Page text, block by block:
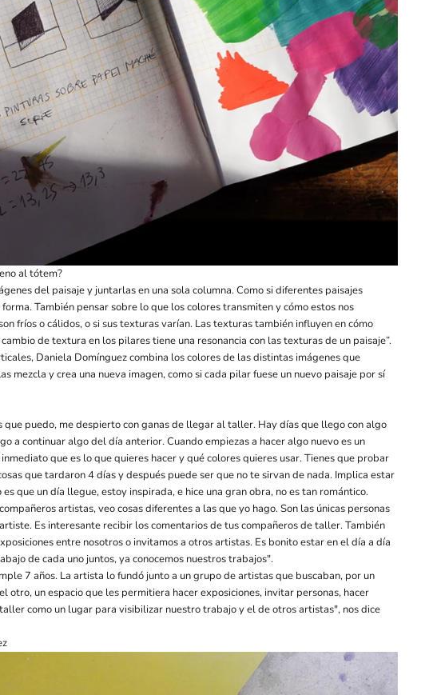
al tótem?
del paisaje y juntarlas en una sola columna. Como si diferentes paisajes
También pensar sobre lo que los colores transmiten y cómo estos nos
fríos o cálidos, o si sus texturas varían. Las texturas también influyen en cómo
de textura en los pilares tiene una resonancia con las texturas de un paisaje”.
Daniela Domínguez combina los colores de las distintas imágenes que
mezcla y crea una nueva imagen, como si cada pilar fuese un nuevo paisaje por sí
puedo, me despierto con ganas de llegar al taller. Hay días que llego con algo
a continuar algo del día anterior. Cuando empiezas a hacer algo nuevo es un
que es lo que quieres hacer y qué colores quieres usar. Tienes que probar
que tardaron 4 días y después puede ser que no te sirvan de nada. Implica estar
que un día llegue, estoy inspirada, e hice una gran obra, no es tan romántico.
artistas, veo cosas diferentes a las que yo hago. Son las únicas personas
Es interesante recibir los comentarios de tus compañeros de taller. También
entre nosotros o invitamos a otros artistas. Es bonito estar en el día a día
de cada uno juntos, ya conocemos nuestros trabajos".
7 años. La artista lo fundó junto a un grupo de artistas que buscaban, por un
otro, un espacio que les permitiera hacer exposiciones, invitar personas, hacer
como un lugar para visibilizar nuestro trabajo y el de otros artistas", nos dice